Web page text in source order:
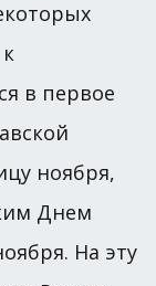
в первое
ноября,
Днем
На эту